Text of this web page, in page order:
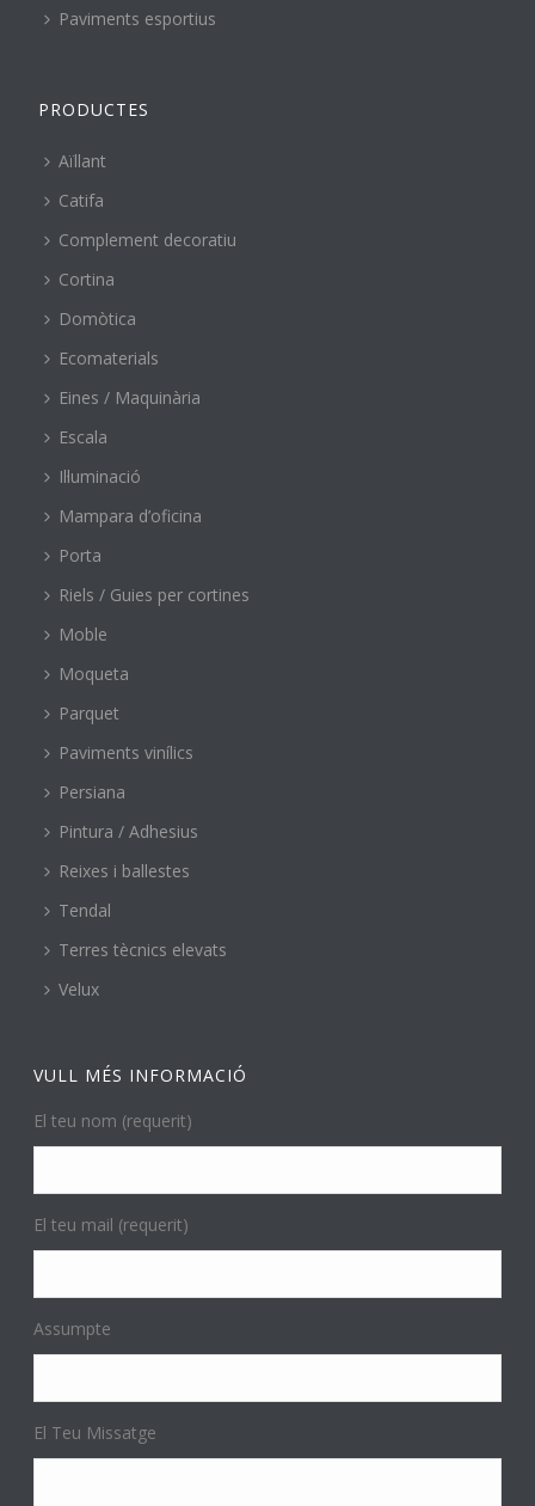
Paviments esportius
PRODUCTES
Aïllant
Catifa
Complement decoratiu
Cortina
Domòtica
Ecomaterials
Eines / Maquinària
Escala
Il·luminació
Mampara d’oficina
Porta
Riels / Guies per cortines
Moble
Moqueta
Parquet
Paviments vinílics
Persiana
Pintura / Adhesius
Reixes i ballestes
Tendal
Terres tècnics elevats
Velux
VULL MÉS INFORMACIÓ
El teu nom (requerit)
El teu mail (requerit)
Assumpte
El Teu Missatge